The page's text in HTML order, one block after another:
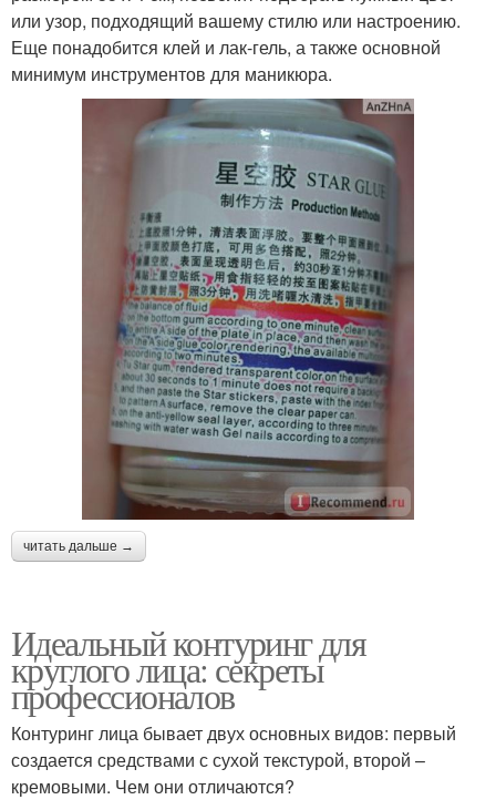
или узор, подходящий вашему стилю или настроению.
Еще понадобится клей и лак-гель, а также основной
минимум инструментов для маникюра.
читать дальше →
Идеальный контуринг для
круглого лица: секреты
профессионалов
Контуринг лица бывает двух основных видов: первый
создается средствами с сухой текстурой, второй –
кремовыми. Чем они отличаются?